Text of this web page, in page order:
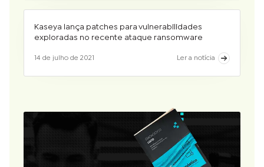
Kaseya lança patches para vulnerabilidades
exploradas no recente ataque ransomware
14 de julho de 2021 Ler a notícia